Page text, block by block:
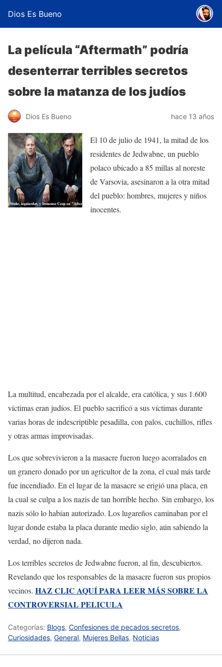
Dios Es Bueno
La película “Aftermath” podría
desenterrar terribles secretos
sobre la matanza de los judíos
Dios Es Bueno hace 13 años
El 10 de julio de 1941, la mitad de los
residentes de Jedwabne, un pueblo
polaco ubicado a 85 millas al noreste
de Varsovia, asesinaron a la otra mitad
del pueblo: hombres, mujeres y niños
inocentes.
La multitud, encabezada por el alcalde, era católica, y sus 1.600
víctimas eran judíos. El pueblo sacrificó a sus víctimas durante
varias horas de indescriptible pesadilla, con palos, cuchillos, rifles
y otras armas improvisadas.
Los que sobrevivieron a la masacre fueron luego acorralados en
un granero donado por un agricultor de la zona, el cual más tarde
fue incendiado. En el lugar de la masacre se erigió una placa, en
la cual se culpa a los nazis de tan horrible hecho. Sin embargo, los
nazis sólo lo habían autorizado. Los lugareños caminaban por el
lugar donde estaba la placa durante medio siglo, aún sabiendo la
verdad, no dijeron nada.
Los terribles secretos de Jedwabne fueron, al fin, descubiertos.
Revelando que los responsables de la masacre fueron sus propios
vecinos. HAZ CLIC AQUÍ PARA LEER MÁS SOBRE LA
CONTROVERSIAL PELICULA
Categorías: Blogs, Confesiones de pecados secretos,
Curiosidades, General, Mujeres Bellas, Noticias